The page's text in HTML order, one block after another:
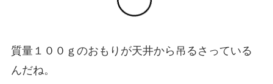
質量１００ｇのおもりが天井から吊るさっている
んだね。